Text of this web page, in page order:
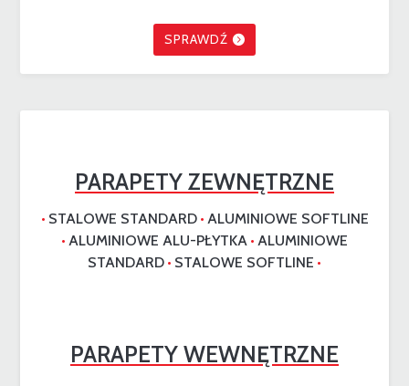
SPRAWDŹ
PARAPETY ZEWNĘTRZNE
• STALOWE STANDARD• ALUMINIOWE SOFTLINE
• ALUMINIOWE ALU-PŁYTKA • ALUMINIOWE
STANDARD • STALOWE SOFTLINE •
PARAPETY WEWNĘTRZNE